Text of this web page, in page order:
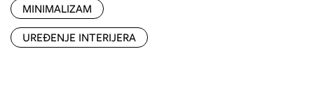
MINIMALIZAM
UREĐENJE INTERIJERA